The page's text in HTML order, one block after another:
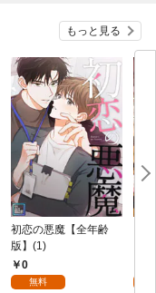
『
（
もっと見る
初恋の悪魔【全年齢
版】(1)
0
無料